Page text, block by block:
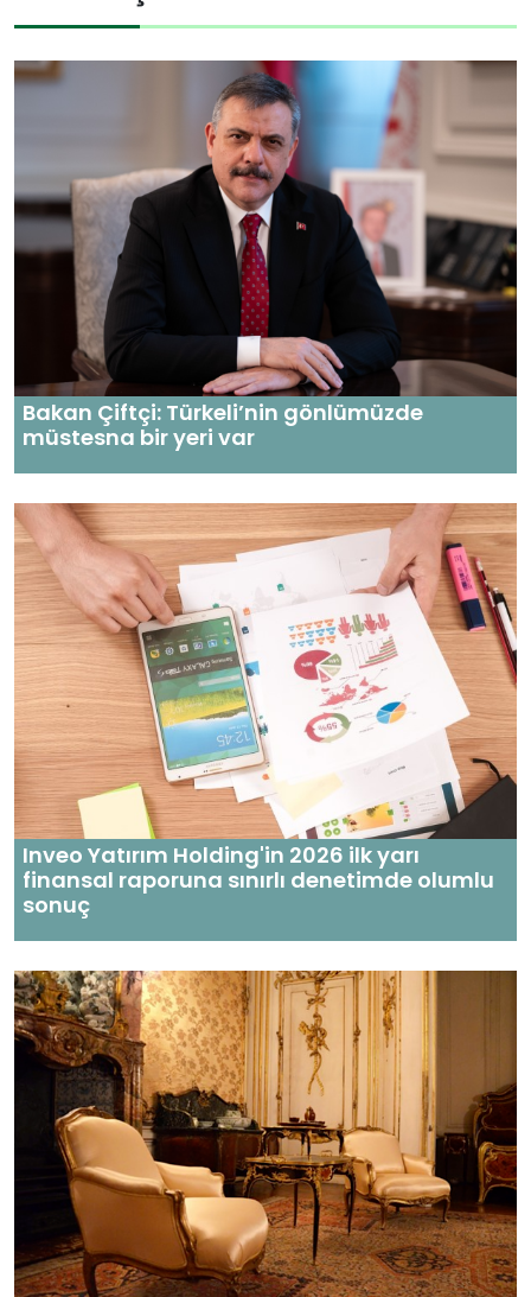
Bakan Çiftçi: Türkeli’nin gönlümüzde
müstesna bir yeri var
Inveo Yatırım Holding'in 2026 ilk yarı
finansal raporuna sınırlı denetimde olumlu
sonuç